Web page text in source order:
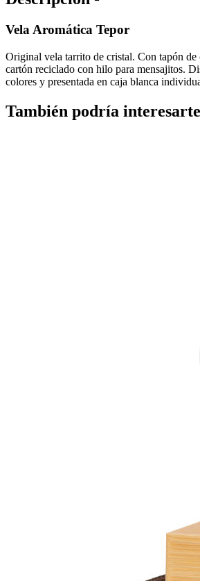
Vela Aromática Tepor
Original vela tarrito de cristal. Con tapón de
cartón reciclado con hilo para mensajitos.
colores y presentada en caja blanca
También podría interesarte